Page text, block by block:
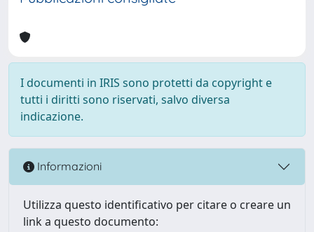
I documenti in IRIS sono protetti da copyright e
tutti i diritti sono riservati, salvo diversa
indicazione.
Informazioni
Utilizza questo identificativo per citare o creare un
link a questo documento: